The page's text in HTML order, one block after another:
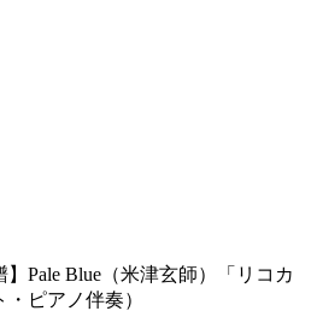
】Pale Blue（米津玄師）「リコカ
ピアノ伴奏）